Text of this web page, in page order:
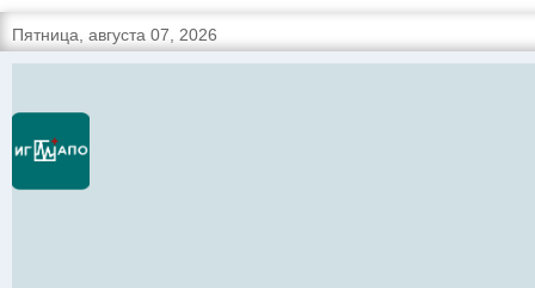
Пятница, августа 07, 2026